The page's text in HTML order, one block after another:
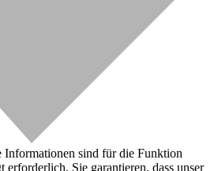
Informationen sind für die Funktion
erforderlich. Sie garantieren, dass unser